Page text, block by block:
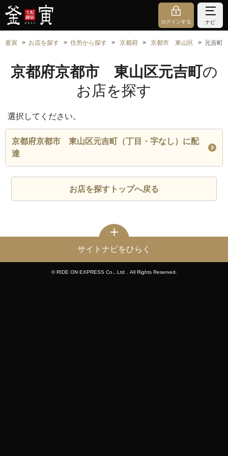
ログインする ナビ
釜寅 お店を探す 住所から探す 京都府 京都市 東山区 元吉町
京都府京都市 東山区元吉町の
お店を探す
選択してください。
京都府京都市 東山区元吉町（丁目・字なし）に配
達
お店を探すトップへ戻る
サイトナビをひらく
© RIDE ON EXPRESS Co., Ltd．All Rights Reserved.